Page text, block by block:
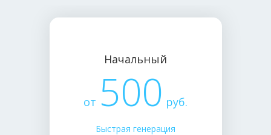
Начальный
от 500 руб.
Быстрая генерация